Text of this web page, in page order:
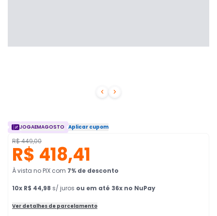
 
JOGAEMAGOSTO Aplicar cupom
R$ 449,00
R$ 418,41
À vista no PIX com 7% de desconto
10x R$ 44,98 s/ juros ou em até 36x no NuPay
Ver detalhes de parcelamento